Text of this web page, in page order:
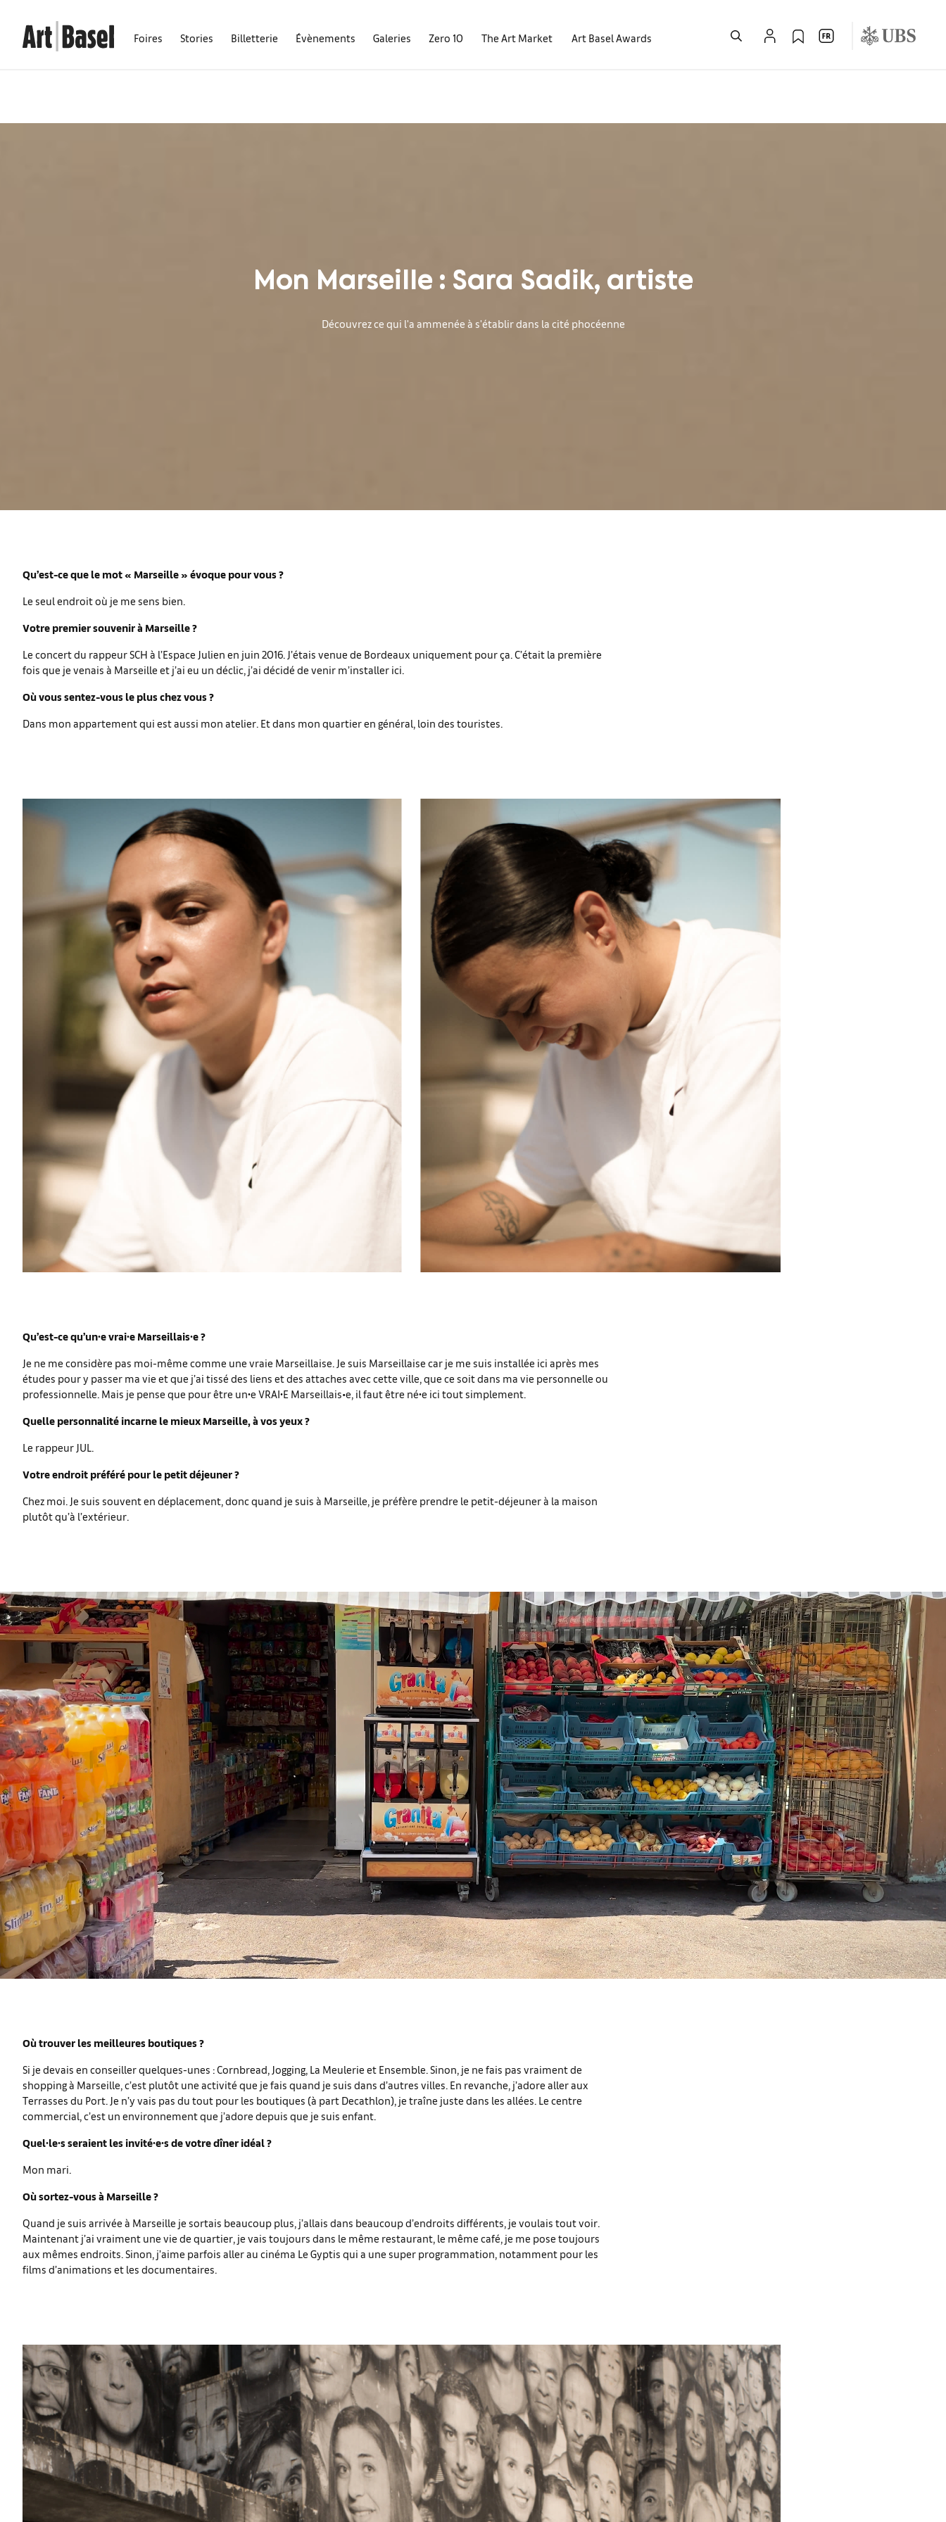
Foires Stories Billetterie Évènements Galeries Zero 10 The Art Market Art Basel Awards
Mon Marseille : Sara Sadik, artiste
Découvrez ce qui l'a ammenée à s'établir dans la cité phocéenne
Qu’est-ce que le mot « Marseille » évoque pour vous ?
Le seul endroit où je me sens bien.
Votre premier souvenir à Marseille ?
Le concert du rappeur SCH à l’Espace Julien en juin 2016. J’étais venue de Bordeaux uniquement pour ça. C’était la première
fois que je venais à Marseille et j’ai eu un déclic, j’ai décidé de venir m’installer ici.
Où vous sentez-vous le plus chez vous ?
Dans mon appartement qui est aussi mon atelier. Et dans mon quartier en général, loin des touristes.
Qu’est-ce qu’un∙e vrai∙e Marseillais∙e ?
Je ne me considère pas moi-même comme une vraie Marseillaise. Je suis Marseillaise car je me suis installée ici après mes
études pour y passer ma vie et que j’ai tissé des liens et des attaches avec cette ville, que ce soit dans ma vie personnelle ou
professionnelle. Mais je pense que pour être un∙e VRAI∙E Marseillais•e, il faut être né∙e ici tout simplement.
Quelle personnalité incarne le mieux Marseille, à vos yeux ?
Le rappeur JUL.
Votre endroit préféré pour le petit déjeuner ?
Chez moi. Je suis souvent en déplacement, donc quand je suis à Marseille, je préfère prendre le petit-déjeuner à la maison
plutôt qu’à l’extérieur.
Où trouver les meilleures boutiques ?
Si je devais en conseiller quelques-unes : Cornbread, Jogging, La Meulerie et Ensemble. Sinon, je ne fais pas vraiment de
shopping à Marseille, c’est plutôt une activité que je fais quand je suis dans d’autres villes. En revanche, j’adore aller aux
Terrasses du Port. Je n’y vais pas du tout pour les boutiques (à part Decathlon), je traîne juste dans les allées. Le centre
commercial, c’est un environnement que j’adore depuis que je suis enfant.
Quel∙le∙s seraient les invité∙e∙s de votre dîner idéal ?
Mon mari.
Où sortez-vous à Marseille ?
Quand je suis arrivée à Marseille je sortais beaucoup plus, j’allais dans beaucoup d’endroits différents, je voulais tout voir.
Maintenant j’ai vraiment une vie de quartier, je vais toujours dans le même restaurant, le même café, je me pose toujours
aux mêmes endroits. Sinon, j’aime parfois aller au cinéma Le Gyptis qui a une super programmation, notamment pour les
films d’animations et les documentaires.